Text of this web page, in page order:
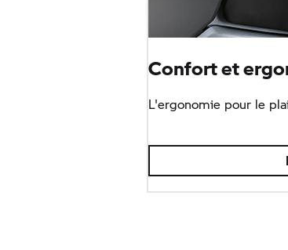
Confort et
L'ergonomie pour le